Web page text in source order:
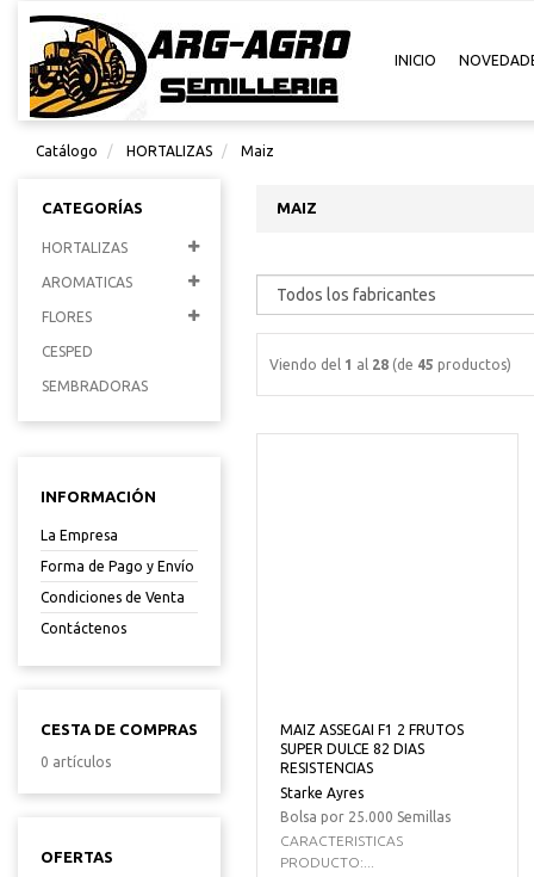
INICIO
Catálogo HORTALIZAS Maiz
CATEGORÍAS
HORTALIZAS
AROMATICAS
FLORES
CESPED
SEMBRADORAS
INFORMACIÓN
La Empresa
Forma de Pago y Envío
Condiciones de Venta
Contáctenos
CESTA DE COMPRAS
0 artículos
OFERTAS
MAIZ
Viendo del 1 al 28 (de 45 productos)
MAIZ ASSEGAI F1 2 FRUTOS
SUPER DULCE 82 DIAS
RESISTENCIAS
Starke Ayres
Bolsa por 25.000 Semillas
CARACTERISTICAS
PRODUCTO:...